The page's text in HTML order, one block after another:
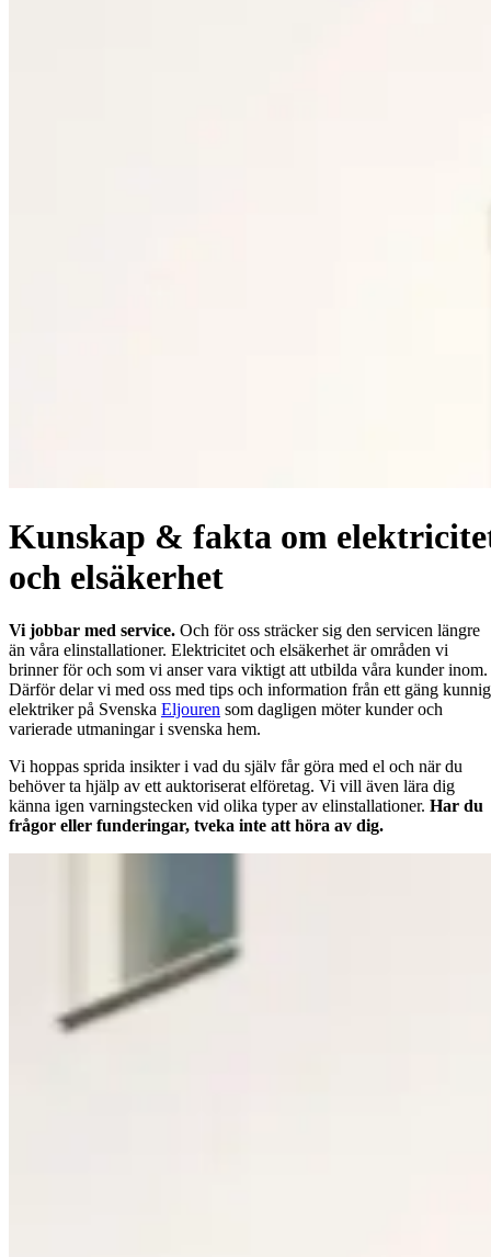
Kunskap & fakta om
och elsäkerhet
Vi jobbar med service. Och för oss sträcker sig den servicen längre
än våra elinstallationer. Elektricitet och elsäkerhet är områden vi
brinner för och som vi anser vara viktigt att utbilda våra kunder inom.
Därför delar vi med oss med tips och information från ett gäng
elektriker på Svenska Eljouren som dagligen möter kunder och
varierade utmaningar i svenska hem.
Vi hoppas sprida insikter i vad du själv får göra med el och när du
behöver ta hjälp av ett auktoriserat elföretag. Vi vill även lära dig
känna igen varningstecken vid olika typer av elinstallationer. Har du
frågor eller funderingar, tveka inte att höra av dig.